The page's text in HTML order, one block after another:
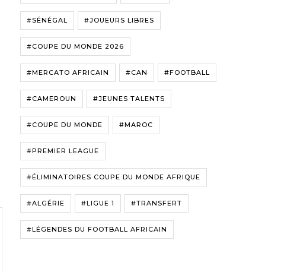
#SÉNÉGAL #JOUEURS LIBRES
#COUPE DU MONDE 2026
#MERCATO AFRICAIN #CAN #FOOTBALL
#CAMEROUN #JEUNES TALENTS
#COUPE DU MONDE #MAROC
#PREMIER LEAGUE
#ÉLIMINATOIRES COUPE DU MONDE AFRIQUE
#ALGÉRIE #LIGUE 1 #TRANSFERT
#LÉGENDES DU FOOTBALL AFRICAIN